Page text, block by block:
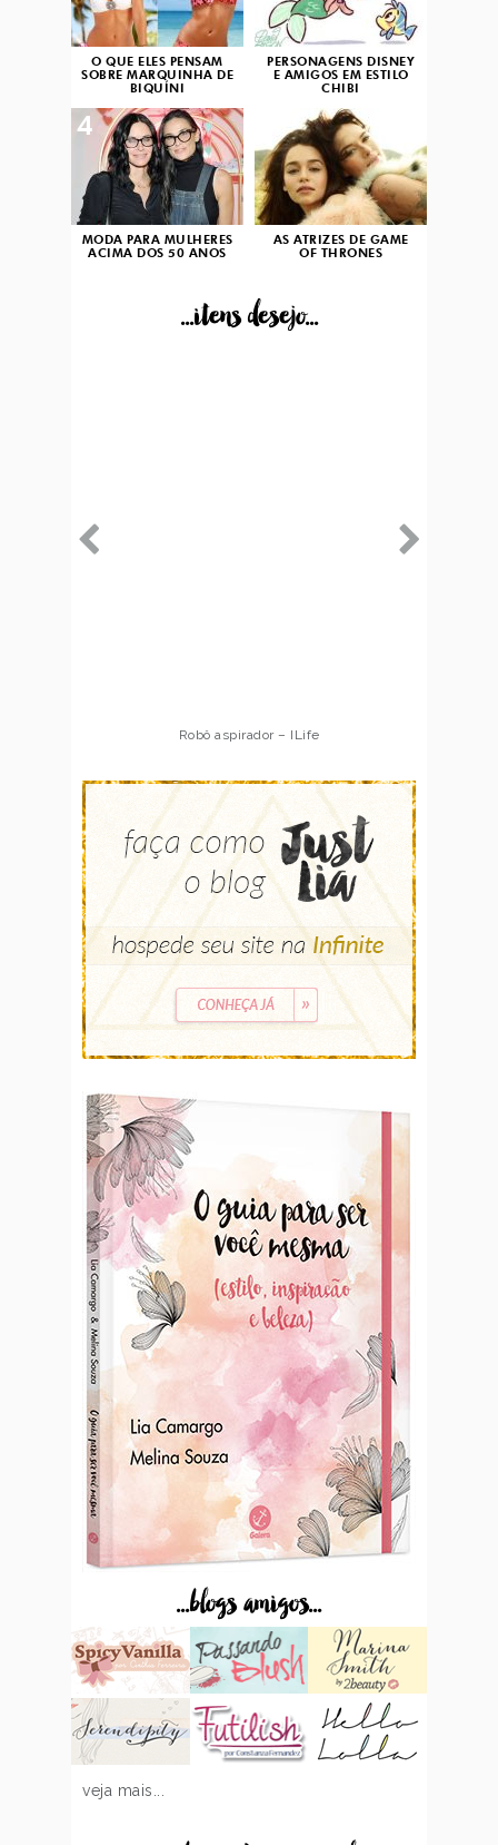
O QUE ELES PENSAM
SOBRE MARQUINHA DE
BIQUÍNI
PERSONAGENS DISNEY
E AMIGOS EM ESTILO
CHIBI
MODA PARA MULHERES
ACIMA DOS 50 ANOS
4
AS ATRIZES DE GAME
OF THRONES
...itens desejo...
Robô aspirador – ILife
...blogs amigos...
veja mais...